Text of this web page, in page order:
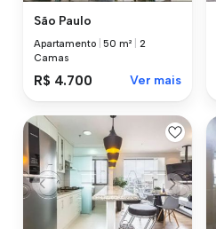
São Paulo
Apartamento |50 m²
2
Camas
R$ 4.700 Ver mais